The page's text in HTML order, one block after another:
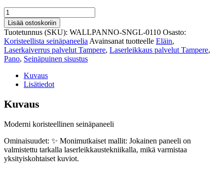
Mukautetusti
painettu
koristeellinen
seinapaneeli
110
määrä
Lisää ostoskoriin
Tuotetunnus (SKU): WALLPANNO-SNGL-0110 Osasto:
Koristeellista seinäpaneelia Avainsanat tuotteelle Eläin,
Laserkaiverrus palvelut Tampere, Laserleikkaus palvelut Tampere,
Pano, Seinäpuinen sisustus
Kuvaus
Lisätiedot
Kuvaus
Moderni koristeellinen seinäpaneeli
Ominaisuudet: ✨ Monimutkaiset mallit: Jokainen paneeli on
valmistettu tarkalla laserleikkaustekniikalla, mikä varmistaa
yksityiskohtaiset kuviot.